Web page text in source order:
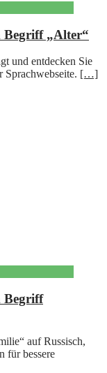
Begriff „Alter“
und entdecken Sie
[…]
Begriff
auf Russisch,
für bessere